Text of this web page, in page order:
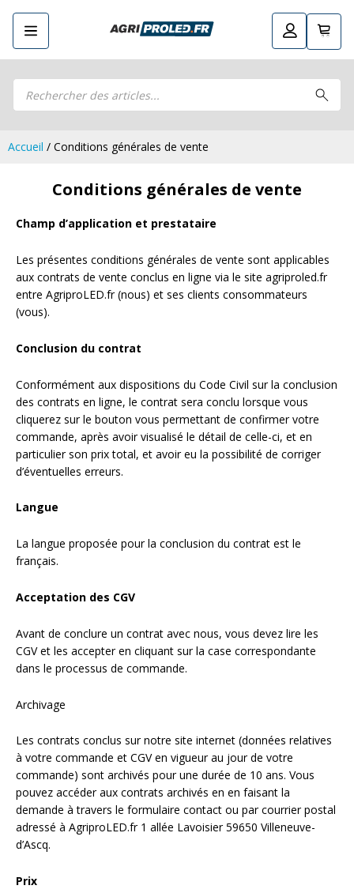
Recherche
produits
Guide LED
Composez votre propre kit LED
Phares de travail LED
Kits remorque LED
Feux arrière LED
Phares principaux et ampoules LED
Clignotants et gyrophares LED
Barres LED
Pulvérisation LED
Éclairage LED pour bâtiments
Questions fréquemment posées
À propos
Blog AgriproLED.fr
Contact
09 70 24 66 76
+33 6 02 07 35 61
Retourner
Guide LED Composez votre propre kit LED
Phares de travail LED
Feux arrière LED
Feux de position et de gabarit LED
Clignotants et gyrophares LED
Barres LED
Pulvérisation LED
Packs promotionnels LED
Éclairage LED pour bâtiments
Voir tout
Accueil / Conditions générales de vente
Conditions générales de vente
Champ d’application et prestataire
Les présentes conditions générales de vente sont applicables
aux contrats de vente conclus en ligne via le site agriproled.fr
entre AgriproLED.fr (nous) et ses clients consommateurs
(vous).
Conclusion du contrat
Conformément aux dispositions du Code Civil sur la conclusion
des contrats en ligne, le contrat sera conclu lorsque vous
cliquerez sur le bouton vous permettant de confirmer votre
commande, après avoir visualisé le détail de celle-ci, et en
particulier son prix total, et avoir eu la possibilité de corriger
d’éventuelles erreurs.
Langue
La langue proposée pour la conclusion du contrat est le
français.
Acceptation des CGV
Avant de conclure un contrat avec nous, vous devez lire les
CGV et les accepter en cliquant sur la case correspondante
dans le processus de commande.
Archivage
Les contrats conclus sur notre site internet (données relatives
à votre commande et CGV en vigueur au jour de votre
commande) sont archivés pour une durée de 10 ans. Vous
pouvez accéder aux contrats archivés en en faisant la
demande à travers le formulaire contact ou par courrier postal
adressé à AgriproLED.fr 1 allée Lavoisier 59650 Villeneuve-
d’Ascq.
Prix